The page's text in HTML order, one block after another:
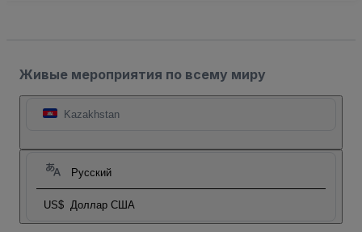
Живые мероприятия по всему миру
Kazakhstan
Русский
US$ Доллар США